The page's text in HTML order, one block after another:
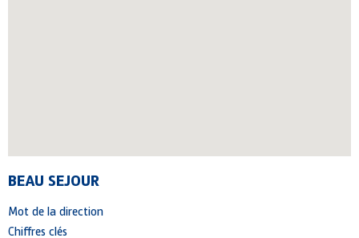
BEAU SEJOUR
Mot de la direction
Chiffres clés